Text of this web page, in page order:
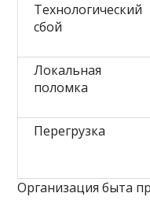
Технологический
сбой
Локальная
поломка
Перегрузка
Организация быта